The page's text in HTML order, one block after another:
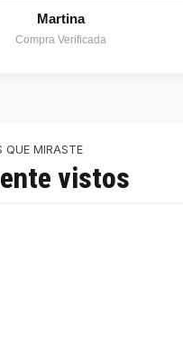
Martina
Compra Verificada
QUE MIRASTE
vistos